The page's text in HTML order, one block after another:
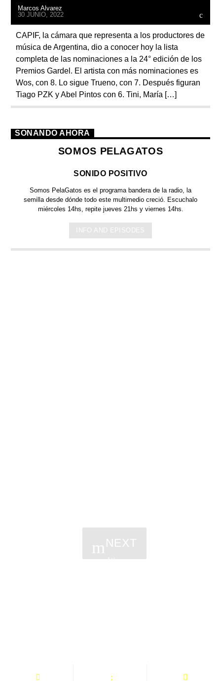
Marcos Alvarez
30 JUNIO, 2022
CAPIF, la cámara que representa a los productores de
música de Argentina, dio a conocer hoy la lista
completa de las nominaciones a la 24° edición de los
Premios Gardel. El artista con más nominaciones es
Wos, con 8. Lo sigue Trueno, con 7. Después figuran
Tiago PZK y Abel Pintos con 6. Tini, María […]
SONANDO AHORA
SOMOS PELAGATOS
SONIDO POSITIVO
Somos PelaGatos es el programa bandera de la radio, la
semilla desde dónde todo este multimedio creció. Escuchalo
miércoles 14hs, repite jueves 21hs y viernes 14hs.
INFO AND EPISODES
NEXT